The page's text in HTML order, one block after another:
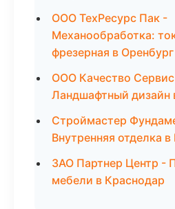
ООО ТехРесурс Пак -
Механообработка:
фрезерная в Оренбург
ООО Качество
Ландшафтный дизайн
Строймастер
Внутренняя отделка
ЗАО Партнер Центр -
мебели в Краснодар